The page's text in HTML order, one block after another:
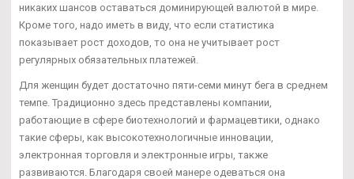
никаких шансов оставаться доминирующей валютой в мире.
Кроме того, надо иметь в виду, что если статистика
показывает рост доходов, то она не учитывает рост
регулярных обязательных платежей.
Для женщин будет достаточно пяти-семи минут бега в среднем
темпе. Традиционно здесь представлены компании,
работающие в сфере биотехнологий и фармацевтики, однако
такие сферы, как высокотехнологичные инновации,
электронная торговля и электронные игры, также
развиваются. Благодаря своей манере одеваться она